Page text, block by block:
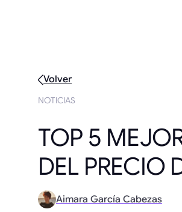
Volver
NOTICIAS
TOP 5
DEL PRECIO
Aimara García Cabezas